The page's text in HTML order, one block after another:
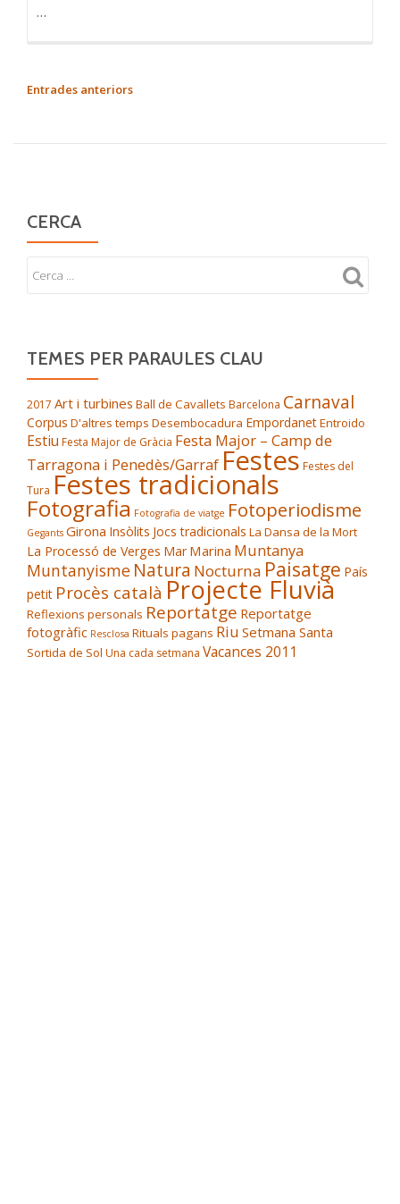
…
NAVEGACIÓ
Entrades anteriors
CERCA
TEMES PER PARAULES CLAU
2017 Art i turbines Ball de Cavallets Barcelona Carnaval
Corpus D'altres temps Desembocadura EmpordanetEntroido
Estiu Festa Major de Gràcia Festa Major – Camp de
Tarragona i Penedès/Garraf Festes Festes del
Tura Festes tradicionals
Fotografia Fotografia de viatge Fotoperiodisme
Gegants Girona Insòlits Jocs tradicionals La Dansa de la Mort
La Processó de Verges Mar Marina Muntanya
Muntanyisme Natura Nocturna Paisatge País
petit Procès català Projecte Fluvià
Reflexions personals Reportatge Reportatge
fotogràfic Resclosa Rituals pagans Riu Setmana Santa
Sortida de Sol Una cada setmana Vacances 2011